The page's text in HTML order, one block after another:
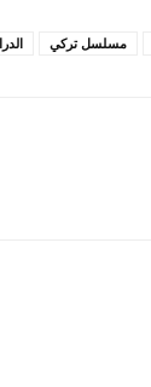
مسلسل تركي